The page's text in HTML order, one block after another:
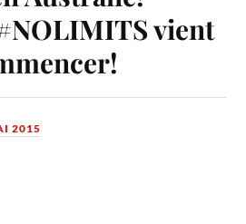
vient
2015